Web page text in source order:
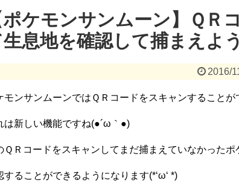
ポケモンサンムーン】ＱＲ
息地を確認して捕まえよう
2016/
モンサンムーンではＱＲコードをスキャンすることが
は新しい機能ですね(●´ω｀●)
ＱＲコードをスキャンしてまだ捕まえていなかったポ
することができるようになります(*‘ω‘ *)